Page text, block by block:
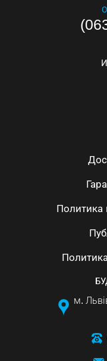
Политика
м.